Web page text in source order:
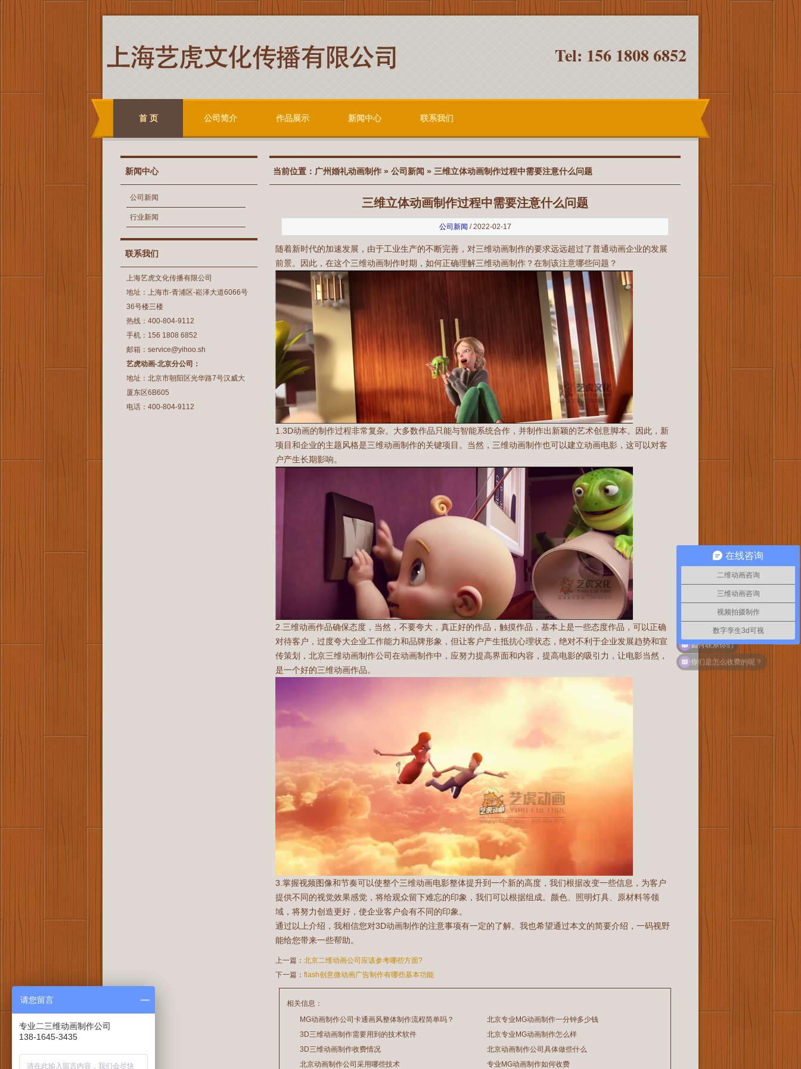
Tel: 156 1808 6852
首 页 公司简介 作品展示 新闻中心 联系我们
新闻中心
公司新闻
行业新闻
联系我们
上海艺虎文化传播有限公司
地址：上海市-青浦区-崧泽大道6066号
36号楼三楼
热线：400-804-9112
手机：156 1808 6852
邮箱：service@yihoo.sh
艺虎动画-北京分公司：
地址：北京市朝阳区光华路7号汉威大
厦东区6B605
电话：400-804-9112
当前位置： 广州婚礼动画制作 » 公司新闻 » 三维立体动画制作过程中需要注意什么问题
三维立体动画制作过程中需要注意什么问题
公司新闻 / 2022-02-17
随着新时代的加速发展，由于工业生产的不断完善，对三维动画制作的要求远远超过了普通动画企业的发展
前景。因此，在这个三维动画制作时期，如何正确理解三维动画制作？在制该注意哪些问题？
1.3D动画的制作过程非常复杂。大多数作品只能与智能系统合作，并制作出新颖的艺术创意脚本。因此，新
项目和企业的主题风格是三维动画制作的关键项目。当然，三维动画制作也可以建立动画电影，这可以对客
户产生长期影响。
2.三维动画作品确保态度，当然，不要夸大，真正好的作品，触摸作品，基本上是一些态度作品，可以正确
对待客户，过度夸大企业工作能力和品牌形象，但让客户产生抵抗心理状态，绝对不利于企业发展趋势和宣
传策划，北京三维动画制作公司在动画制作中，应努力提高界面和内容，提高电影的吸引力，让电影当然，
是一个好的三维动画作品。
3.掌握视频图像和节奏可以使整个三维动画电影整体提升到一个新的高度，我们根据改变一些信息，为客户
提供不同的视觉效果感觉，将给观众留下难忘的印象，我们可以根据组成。颜色、照明灯具、原材料等领
域，将努力创造更好，使企业客户会有不同的印象。
通过以上介绍，我相信您对3D动画制作的注意事项有一定的了解。我也希望通过本文的简要介绍，一码视野
能给您带来一些帮助。
上一篇： 北京二维动画公司应该参考哪些方面?
下一篇： flash创意微动画广告制作有哪些基本功能
相关信息：
MG动画制作公司卡通画风整体制作流程简单吗？
2026/07/21
北京专业MG动画制作一分钟多少钱
2026/03/20
3D三维动画制作需要用到的技术软件
2026/03/19
北京专业MG动画制作怎么样
2026/03/17
3D三维动画制作收费情况
2026/02/28
北京动画制作公司具体做些什么
2026/02/26
北京动画制作公司采用哪些技术 专业MG动画制作如何收费
在线咨询
二维动画咨询
三维动画咨询
视频拍摄制作
数字孪生3d可视
如何联系你们
请您留言
专业二三维动画制作公司
138-1645-3435